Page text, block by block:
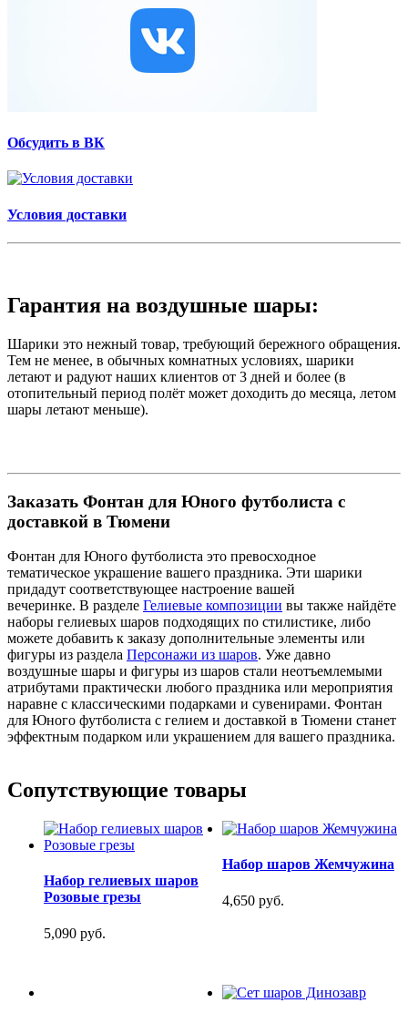
Обсудить в ВК
Условия доставки
Гарантия на воздушные шары:
Шарики это нежный товар, требующий бережного обращения.
Тем не менее, в обычных комнатных условиях, шарики
летают и радуют наших клиентов от 3 дней и более (в
отопительный период полёт может доходить до месяца, летом
шары летают меньше).
Заказать Фонтан для Юного футболиста с
доставкой в Тюмени
Фонтан для Юного футболиста это превосходное
тематическое украшение вашего праздника. Эти шарики
придадут соответствующее настроение вашей
вечеринке. В разделе Гелиевые композиции вы также найдёте
наборы гелиевых шаров подходящих по стилистике, либо
можете добавить к заказу дополнительные элементы или
фигуры из раздела Персонажи из шаров. Уже давно
воздушные шары и фигуры из шаров стали неотъемлемыми
атрибутами практически любого праздника или мероприятия
наравне с классическими подарками и сувенирами. Фонтан
для Юного футболиста с гелием и доставкой в Тюмени станет
эффектным подарком или украшением для вашего праздника.
Сопутствующие товары
Набор гелиевых шаров
Розовые грезы
5,090 руб.
Набор шаров Жемчужина
4,650 руб.